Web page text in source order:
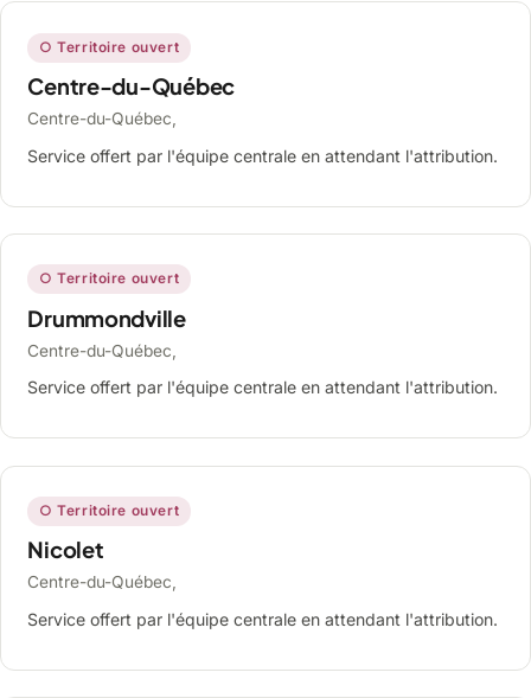
○ Territoire ouvert
Centre-du-Québec
Centre-du-Québec,
Service offert par l'équipe centrale en attendant l'attribution.
○ Territoire ouvert
Drummondville
Centre-du-Québec,
Service offert par l'équipe centrale en attendant l'attribution.
○ Territoire ouvert
Nicolet
Centre-du-Québec,
Service offert par l'équipe centrale en attendant l'attribution.